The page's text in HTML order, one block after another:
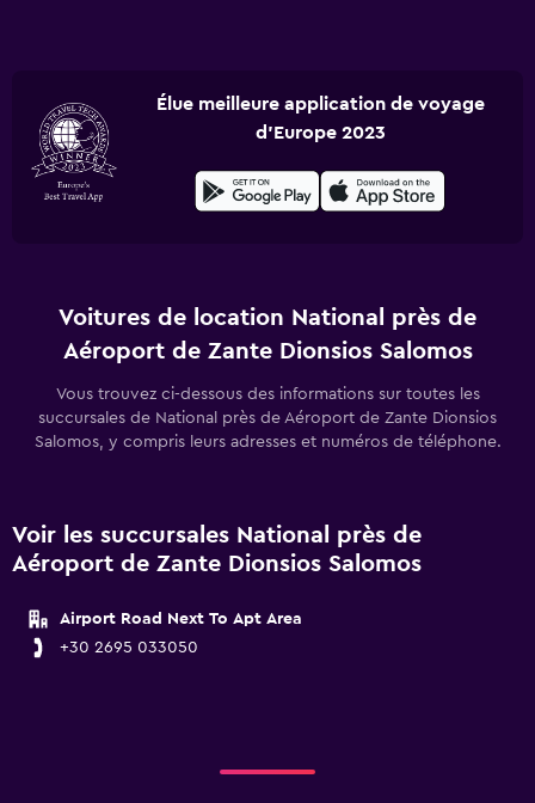
Élue meilleure application de voyage
d'Europe 2023
Voitures de location National près de
Aéroport de Zante Dionsios Salomos
Vous trouvez ci-dessous des informations sur toutes les
succursales de National près de Aéroport de Zante Dionsios
Salomos, y compris leurs adresses et numéros de téléphone.
Voir les succursales National près de
Aéroport de Zante Dionsios Salomos
Airport Road Next To Apt Area
+30 2695 033050